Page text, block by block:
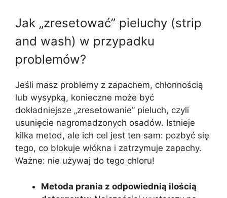
Jak „zresetować” pieluchy (strip
and wash) w przypadku
problemów?
Jeśli masz problemy z zapachem, chłonnością
lub wysypką, konieczne może być
dokładniejsze „zresetowanie” pieluch, czyli
usunięcie nagromadzonych osadów. Istnieje
kilka metod, ale ich cel jest ten sam: pozbyć się
tego, co blokuje włókna i zatrzymuje zapachy.
Ważne: nie używaj do tego chloru!
Metoda prania z odpowiednią ilością